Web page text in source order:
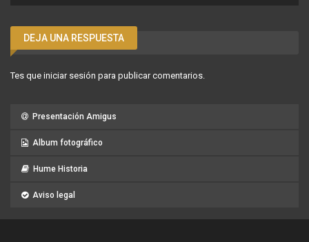
DEJA UNA RESPUESTA
Tes que iniciar sesión para publicar comentarios.
Presentación Amigus
Album fotográfico
Hume Historia
Aviso legal